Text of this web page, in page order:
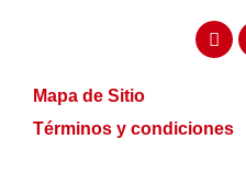
Mapa de Sitio
Términos y condiciones